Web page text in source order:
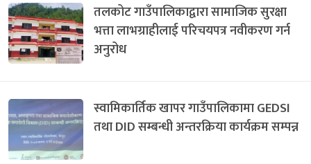
तलकोट गाउँपालिकाद्वारा सामाजिक सुरक्षा
भत्ता लाभग्राहीलाई परिचयपत्र नवीकरण गर्न
अनुरोध
स्वामिकार्तिक खापर गाउँपालिकामा GEDSI
तथा DID सम्बन्धी अन्तरक्रिया कार्यक्रम सम्पन्न